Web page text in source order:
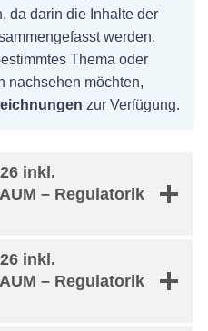
da darin die Inhalte der
werden.
Thema oder
nachsehen möchten,
zur Verfügung.
inkl.
– Regulatorik
inkl.
– Regulatorik